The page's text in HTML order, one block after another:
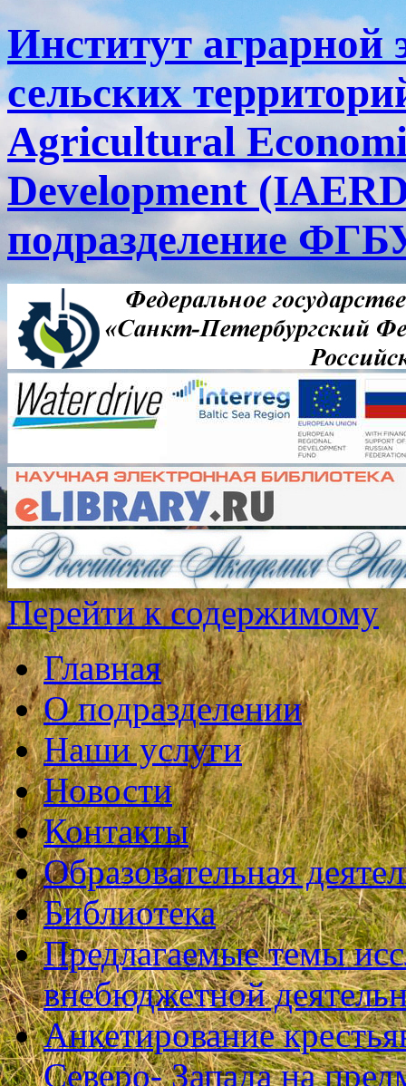
Институт аграрной
сельских
Agricultural
Development
подразделение
Перейти к содержимому
Главная
О подразделении
Наши услуги
Новости
Контакты
Образовательная
Библиотека
Предлагаемые темы
внебюджетной
Анкетирование
Северо- Запада на